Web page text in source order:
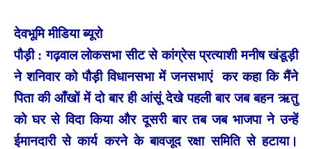
देवभूमि मीडिया ब्यूरो
पौड़ी : गढ़वाल लोकसभा सीट से कांग्रेस प्रत्याशी मनीष खंडूड़ी
ने शनिवार को पौड़ी विधानसभा में जनसभाएं कर कहा कि मैंने
पिता की आँखों में दो बार ही आंसूं देखे पहली बार जब बहन ऋतु
को घर से विदा किया और दूसरी बार तब जब भाजपा ने उन्हें
ईमानदारी से कार्य करने के बावजूद रक्षा समिति से हटाया।